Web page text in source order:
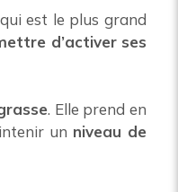
est le plus grand
d’activer ses
. Elle prend en
un niveau de